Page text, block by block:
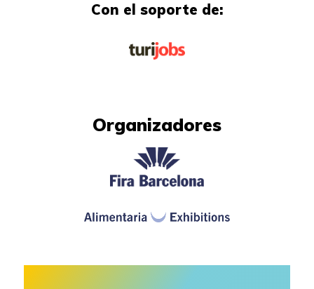
Con el soporte de:
Organizadores